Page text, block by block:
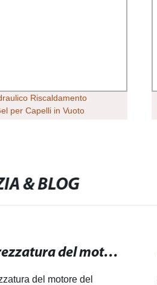
Riscaldamento
per Capelli in Vuoto
& BLOG
Acquista l'attrezzatura del motore del ventilatore ad alta velocità per una performance ottimale!
del motore del